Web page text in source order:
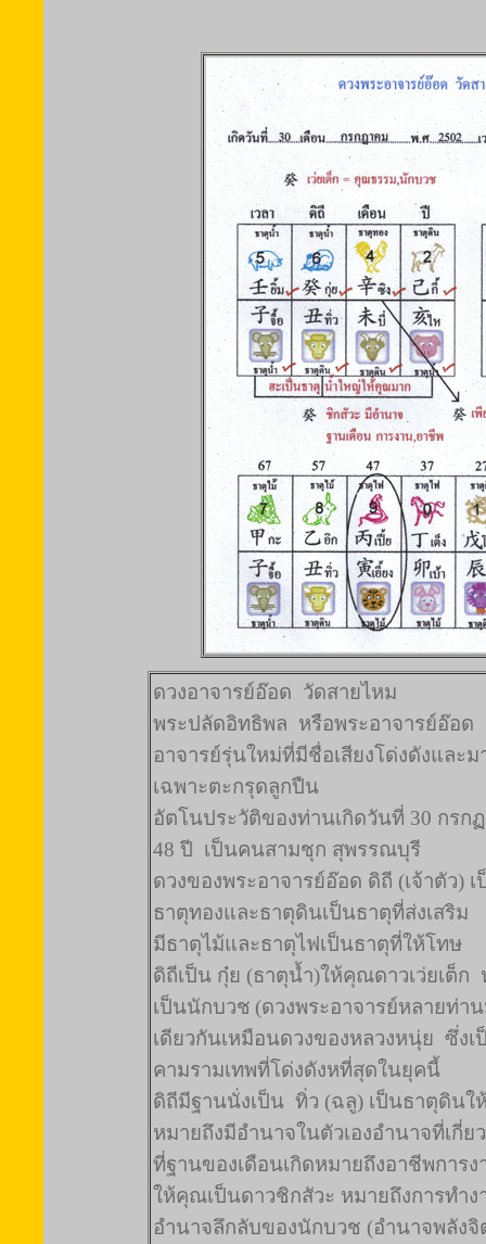
ดวงอาจารย์อ๊อด วัดสายไหม
พระปลัดอิทธิพล หรือพระอาจารย์อ๊อด
อาจารย์รุ่นใหม่ที่มีชื่อเสียงโด่งดังและ
เฉพาะตะกรุดลูกปืน
อัตโนประวัติของท่านเกิดวันที่ 30 กรก
48 ปี
เป็นคนสามชุก สุพรรณบุรี
ดวงของพระอาจารย์อ๊อด ดิถี (เจ้าตัว)
ธาตุทองและธาตุดินเป็นธาตุที่ส่งเสริม
มีธาตุไม้และธาตุไฟเป็นธาตุที่ให้โทษ
ดิถีเป็น กุ๋ย (ธาตุน้ำ)ให้คุณดาวเว่ยเต็ก
เป็นนักบวช (ดวงพระอาจารย์หลายท่า
เดียวกันเหมือนดวงของหลวงหนุ่ย ซึ่งเ
คามรามเทพที่โด่งดังหที่สุดในยุคนี้
ดิถีมีฐานนั่งเป็น ทิ่ว (ฉลู) เป็นธาตุดิน
หมายถึงมีอำนาจในตัวเองอำนาจที่เกี่
ที่ฐานของเดือนเกิดหมายถึงอาชีพการ
ให้คุณเป็นดาวชิกสัวะ หมายถึงการทำง
อำนาจลึกลับของนักบวช (อำนาจพลังจิ